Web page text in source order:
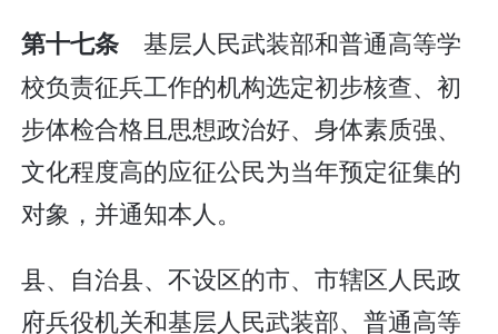
第十七条 基层人民武装部和普通高等学
校负责征兵工作的机构选定初步核查、初
步体检合格且思想政治好、身体素质强、
文化程度高的应征公民为当年预定征集的
对象，并通知本人。
县、自治县、不设区的市、市辖区人民政
府兵役机关和基层人民武装部、普通高等